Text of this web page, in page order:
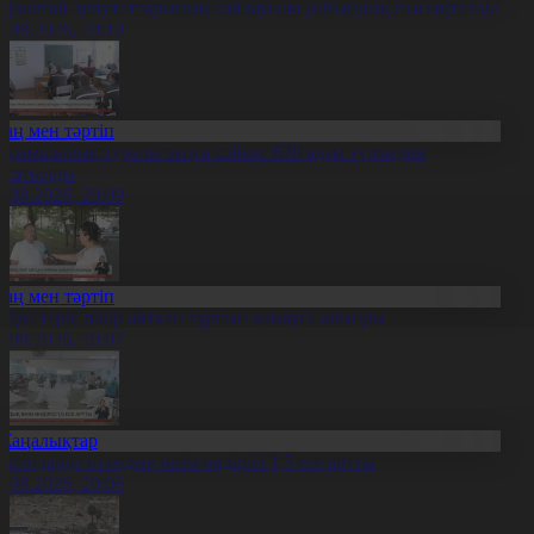
депутаттарының сайлауына дайындық пысықталды
20:10
мен тәртіп
туралы заңға сәйкес 620 адам түрмеден
20:09
мен тәртіп
теріс пікір айтқан тұрғын қамауға алынды
20:07
отандық өнім өндірісі 1,5 есе артты
20:06